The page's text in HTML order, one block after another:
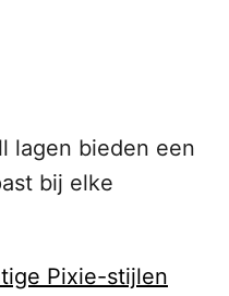
lagen bieden een
bij elke
Pixie-stijlen